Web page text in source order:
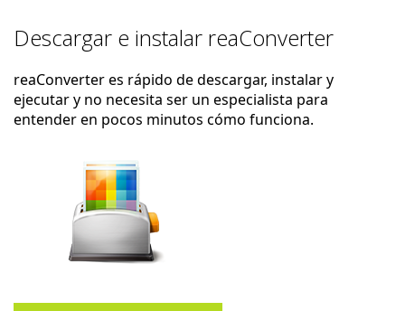
Descargar e instalar reaConverter
reaConverter es rápido de descargar, instalar y
ejecutar y no necesita ser un especialista para
entender en pocos minutos cómo funciona.